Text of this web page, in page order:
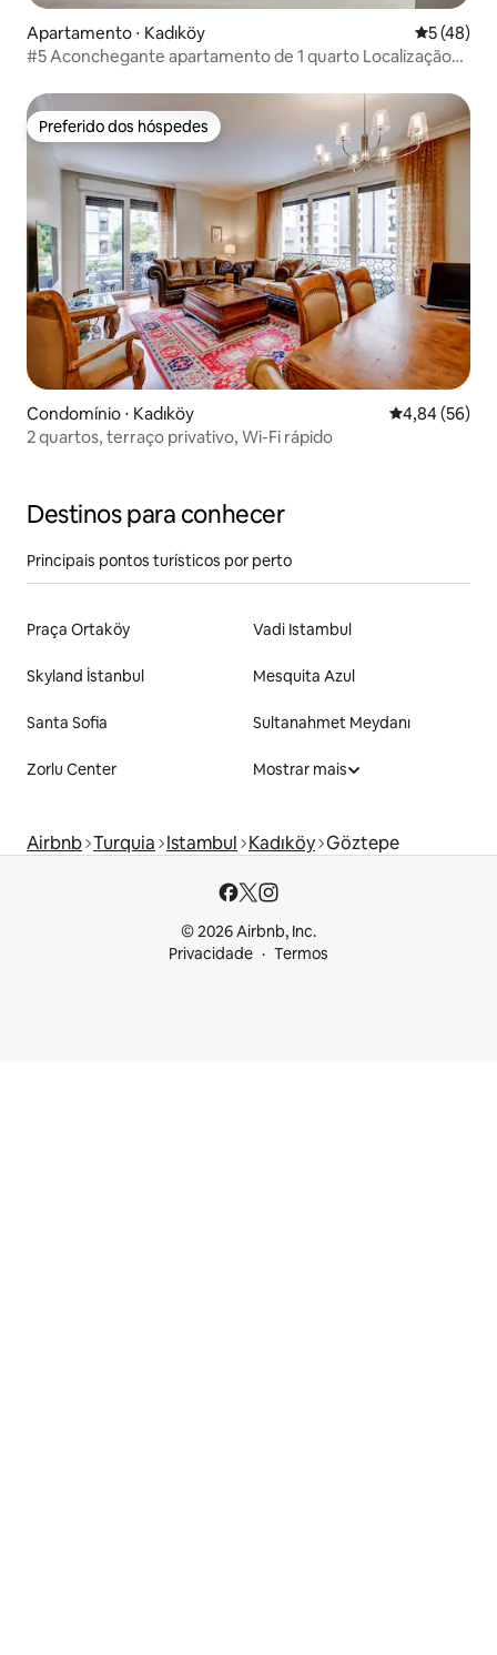
Apartamento ⋅ Kadıköy 5 de uma
5 (48)
#5 Aconchegante apartamento de 1 quarto Localização
Preferido dos hóspedes
Preferido dos hóspedes
Condomínio ⋅ Kadıköy 4,84 de uma
4,84 (56)
2 quartos, terraço privativo, Wi-Fi rápido
Destinos para conhecer
Principais pontos turísticos por perto
Praça Ortaköy Vadi Istambul
Skyland İstanbul Mesquita Azul
Santa Sofia Sultanahmet Meydanı
Zorlu Center Mostrar mais
Airbnb Turquia Istambul Kadıköy Göztepe
© 2026 Airbnb, Inc.
Privacidade
Termos